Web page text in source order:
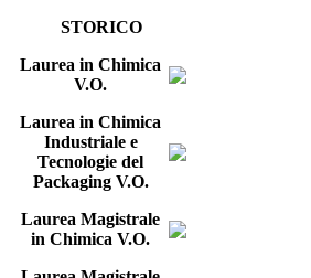
STORICO
Laurea in Chimica
V.O.
Laurea in Chimica
Industriale e
Tecnologie del
Packaging V.O.
Laurea Magistrale
in Chimica V.O.